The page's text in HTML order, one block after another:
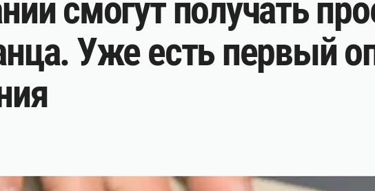
смогут получать
Уже есть первый